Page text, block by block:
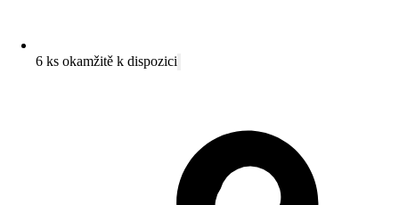
6 ks okamžitě k dispozici